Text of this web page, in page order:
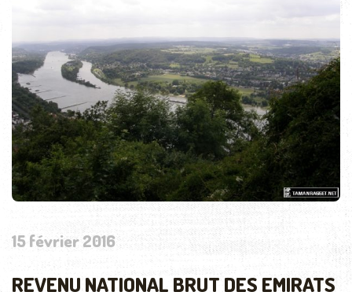
15 février 2016
REVENU NATIONAL BRUT DES EMIRATS